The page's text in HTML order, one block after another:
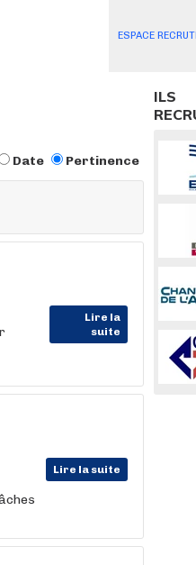
ESPACE
Date Pertinence
Lire la
suite
Lire la suite
ILS